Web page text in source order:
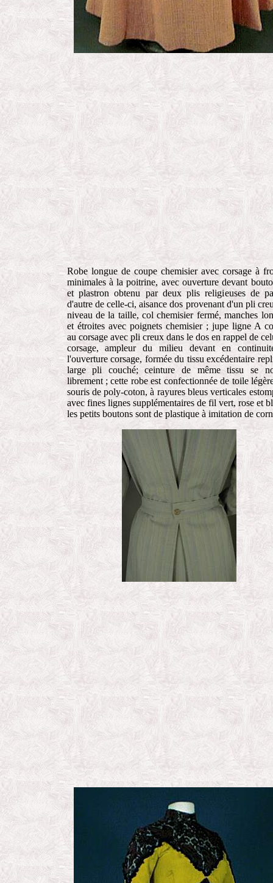
Robe longue de coupe chemisier avec corsage à
minimales à la poitrine, avec ouverture devant
et plastron obtenu par deux plis religieuses de
d'autre de celle-ci, aisance dos provenant d'un pli
niveau de la taille, col chemisier fermé, manches
et étroites avec poignets chemisier ; jupe ligne A
au corsage avec pli creux dans le dos en rappel de
corsage, ampleur du milieu devant en
l'ouverture corsage, formée du tissu excédentaire
large pli couché; ceinture de même tissu se
librement ; cette robe est confectionnée de toile
souris de poly-coton, à rayures bleus verticales
avec fines lignes supplémentaires de fil vert, rose et
les petits boutons sont de plastique à imitation de